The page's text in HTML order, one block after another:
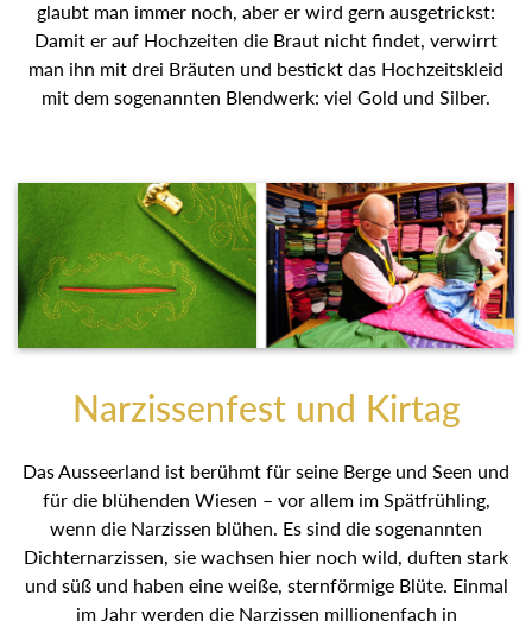
glaubt man immer noch, aber er wird gern ausgetrickst:
Damit er auf Hochzeiten die Braut nicht findet, verwirrt man
ihn mit drei Bräuten und bestickt das Hochzeitskleid mit
dem sogenannten Blendwerk: viel Gold und Silber.
Narzissenfest und Kirtag
Das Ausseerland ist berühmt für seine Berge und Seen
und für die blühenden Wiesen – vor allem im Spätfrühling,
wenn die Narzissen blühen. Es sind die sogenannten
Dichternarzissen, sie wachsen hier noch wild, duften stark
und süß und haben eine weiße, sternförmige Blüte. Einmal
im Jahr werden die Narzissen millionenfach in